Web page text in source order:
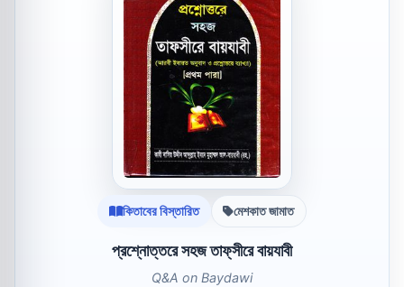
কিতাবের বিস্তারিত মেশকাত জামাত
প্রশ্নোত্তরে সহজ তাফ্‌সীরে বায়যাবী
Q&A on Baydawi